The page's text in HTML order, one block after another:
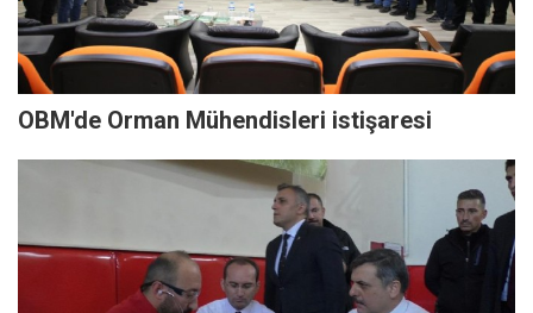
OBM'de Orman Mühendisleri istişaresi